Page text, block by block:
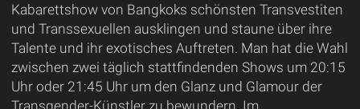
Kabarettshow von Bangkoks schönsten Transvestiten
und Transsexuellen ausklingen und staune über ihre
Talente und ihr exotisches Auftreten. Man hat die Wahl
zwischen zwei täglich stattfindenden Shows um 20:15
Uhr oder 21:45 Uhr um den Glanz und Glamour der